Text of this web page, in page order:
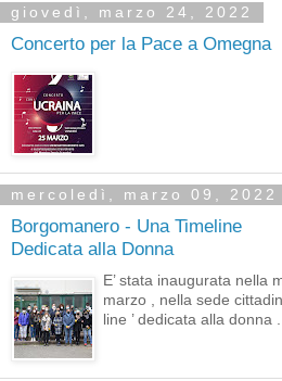
giovedì, marzo 24, 2022
Concerto per la Pace a Omegna
mercoledì, marzo 09, 2022
Borgomanero - Una Timeline
Dedicata alla Donna
E’ stata inaugurata nella
marzo , nella sede
line ’ dedicata alla donna .